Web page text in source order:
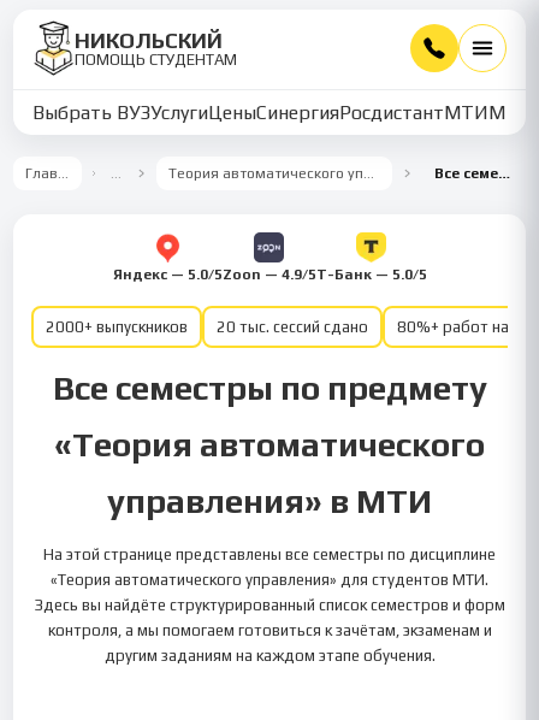
НИКОЛЬСКИЙ
ПОМОЩЬ СТУДЕНТАМ
Выбрать ВУЗУслугиЦеныСинергияРосдистантМТИММУ
Главная … Теория автоматического управления Все семестры
Яндекс — 5.0/5Zoon — 4.9/5Т-Банк — 5.0/5
2000+ выпускников 20 тыс. сессий сдано 80%+ работ на
Все семестры по предмету
«Теория автоматического
управления» в МТИ
На этой странице представлены все семестры по дисциплине
«Теория автоматического управления» для студентов МТИ.
Здесь вы найдёте структурированный список семестров и форм
контроля, а мы помогаем готовиться к зачётам, экзаменам и
другим заданиям на каждом этапе обучения.